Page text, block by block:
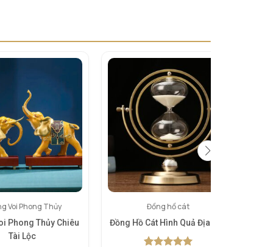
Voi Phong Thủy
Phong Thủy Chiêu
Tài Lộc
Đồng hồ cát
Đồng Hồ Cát Hình Quả Địa Cầu